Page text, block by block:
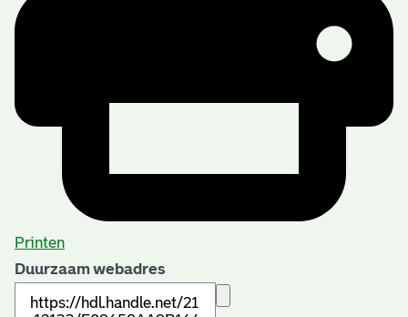
Printen
Duurzaam webadres